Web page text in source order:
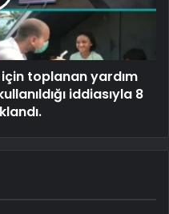
toplanan yardım
iddiasıyla 8